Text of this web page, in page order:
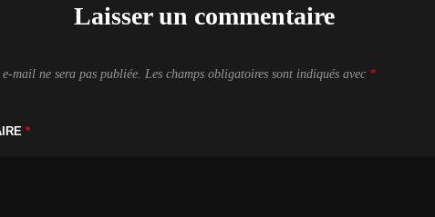
Laisser un commentaire
e-mail ne sera pas publiée. Les champs obligatoires sont indiqués avec *
*